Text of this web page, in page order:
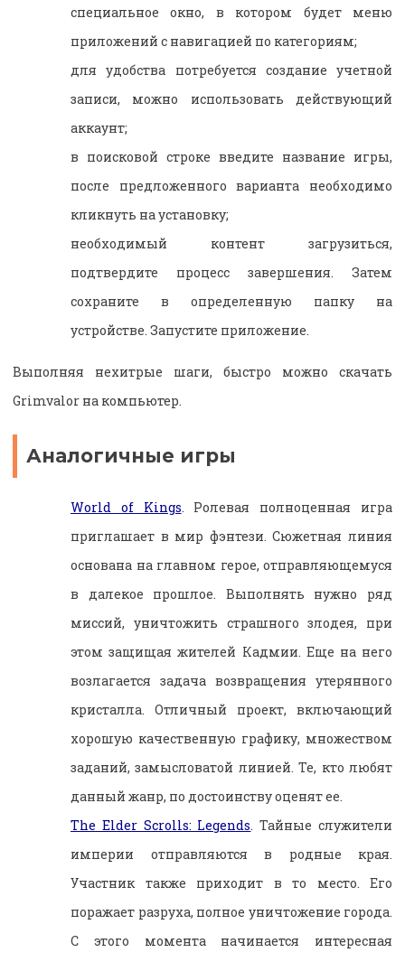
специальное окно, в котором будет меню
приложений с навигацией по категориям;
для удобства потребуется создание учетной
записи, можно использовать действующий
аккаунт;
в поисковой строке введите название игры,
после предложенного варианта необходимо
кликнуть на установку;
необходимый контент загрузиться,
подтвердите процесс завершения. Затем
сохраните в определенную папку на
устройстве. Запустите приложение.
Выполняя нехитрые шаги, быстро можно скачать
Grimvalor на компьютер.
Аналогичные игры
World of Kings. Ролевая полноценная игра
приглашает в мир фэнтези. Сюжетная линия
основана на главном герое, отправляющемуся
в далекое прошлое. Выполнять нужно ряд
миссий, уничтожить страшного злодея, при
этом защищая жителей Кадмии. Еще на него
возлагается задача возвращения утерянного
кристалла. Отличный проект, включающий
хорошую качественную графику, множеством
заданий, замысловатой линией. Те, кто любят
данный жанр, по достоинству оценят ее.
The Elder Scrolls: Legends. Тайные служители
империи отправляются в родные края.
Участник также приходит в то место. Его
поражает разруха, полное уничтожение города.
С этого момента начинается интересная